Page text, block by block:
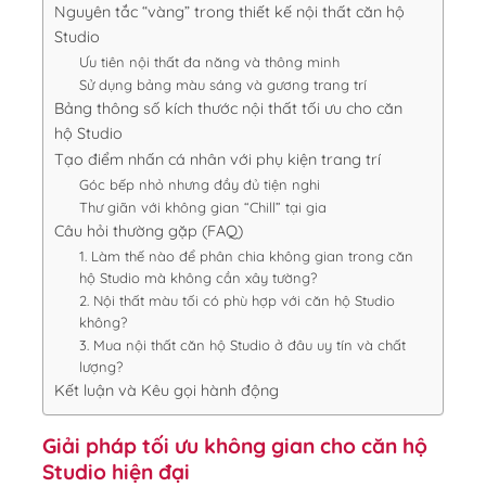
Nguyên tắc “vàng” trong thiết kế nội thất căn hộ
Studio
Ưu tiên nội thất đa năng và thông minh
Sử dụng bảng màu sáng và gương trang trí
Bảng thông số kích thước nội thất tối ưu cho căn
hộ Studio
Tạo điểm nhấn cá nhân với phụ kiện trang trí
Góc bếp nhỏ nhưng đầy đủ tiện nghi
Thư giãn với không gian “Chill” tại gia
Câu hỏi thường gặp (FAQ)
1. Làm thế nào để phân chia không gian trong căn
hộ Studio mà không cần xây tường?
2. Nội thất màu tối có phù hợp với căn hộ Studio
không?
3. Mua nội thất căn hộ Studio ở đâu uy tín và chất
lượng?
Kết luận và Kêu gọi hành động
Giải pháp tối ưu không gian cho căn hộ
Studio hiện đại